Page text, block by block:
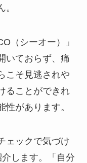
（シーオー）」
いておらず、痛
こそ見逃されや
ることができれ
があります。
ェックで気づけ
します。「自分